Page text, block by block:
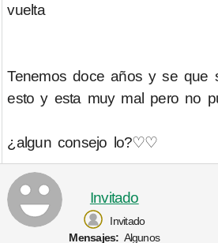
vuelta
Tenemos doce años y se que
esto y esta muy mal pero no
¿algun consejo lo?♡♡
Invitado
Invitado
Mensajes: Algunos